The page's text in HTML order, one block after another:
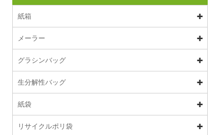
紙箱
メーラー
グラシンバッグ
生分解性バッグ
紙袋
リサイクルポリ袋